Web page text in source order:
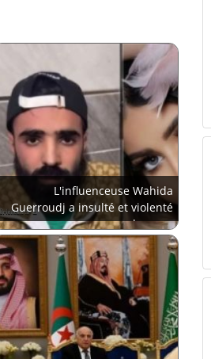
L'influenceuse Wahida
Guerroudj a insulté et violenté
un homme